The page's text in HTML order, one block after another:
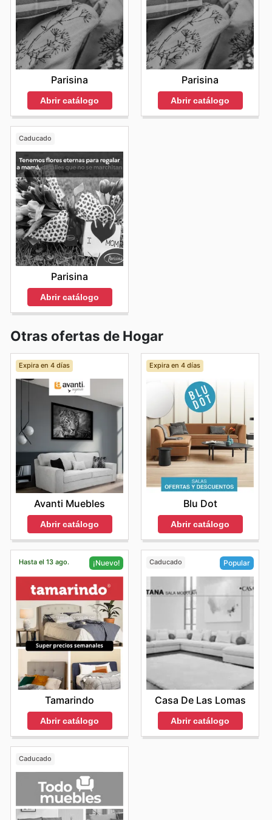
Parisina
Abrir catálogo
Parisina
Abrir catálogo
Caducado
Parisina
Abrir catálogo
Otras ofertas de Hogar
Expira en 4 días
Avanti Muebles
Abrir catálogo
Expira en 4 días
Blu Dot
Abrir catálogo
Hasta el 13 ago. ¡Nuevo!
Tamarindo
Abrir catálogo
Caducado Popular
Casa De Las Lomas
Abrir catálogo
Caducado